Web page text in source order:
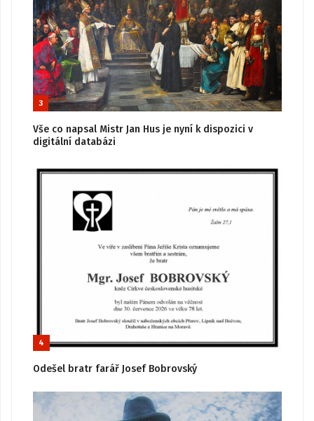
3
Vše co napsal Mistr Jan Hus je nyní k dispozici v
digitální databázi
4
Odešel bratr farář Josef Bobrovský